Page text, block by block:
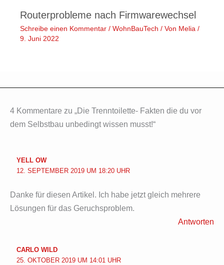
Routerprobleme nach Firmwarewechsel
Schreibe einen Kommentar / WohnBauTech / Von Melia /
9. Juni 2022
4 Kommentare zu „Die Trenntoilette- Fakten die du vor
dem Selbstbau unbedingt wissen musst!“
YELL OW
12. SEPTEMBER 2019 UM 18:20 UHR
Danke für diesen Artikel. Ich habe jetzt gleich mehrere
Lösungen für das Geruchsproblem.
Antworten
CARLO WILD
25. OKTOBER 2019 UM 14:01 UHR